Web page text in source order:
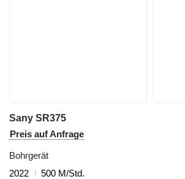
Sany SR375
Preis auf Anfrage
Bohrgerät
2022
500 M/Std.